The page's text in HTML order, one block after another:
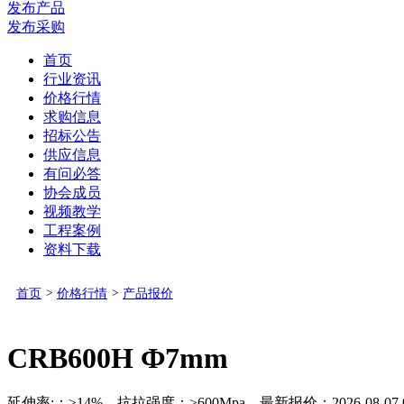
发布产品
发布采购
首页
行业资讯
价格行情
求购信息
招标公告
供应信息
有问必答
协会成员
视频教学
工程案例
资料下载
首页 > 价格行情 > 产品报价
CRB600H Ф7mm